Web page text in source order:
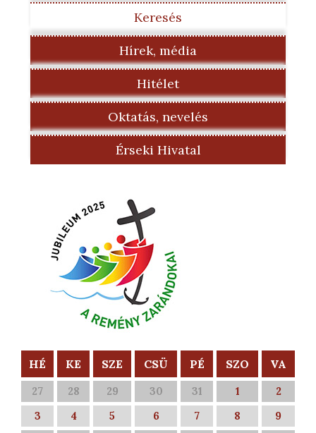
Keresés
Hírek, média
Hitélet
Oktatás, nevelés
Érseki Hivatal
HÉ KE SZE CSÜ PÉ SZO VA
27 28 29 30 31 1
2
3
4 5 6 7 8
9